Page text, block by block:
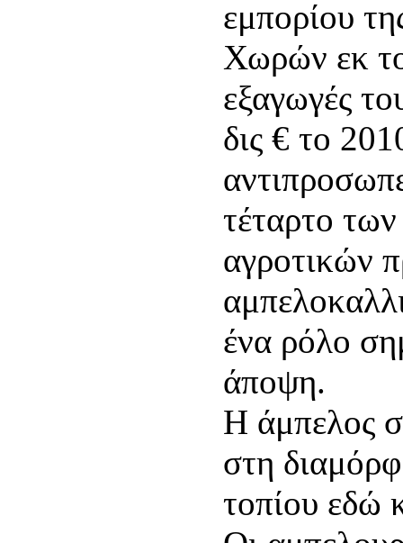
εμπορίου
Χωρών εκ
εξαγωγές
δις € το
τέταρτο
αγροτικών
ένα ρόλο
άποψη.
Η άμπελος
στη
τοπίου εδώ